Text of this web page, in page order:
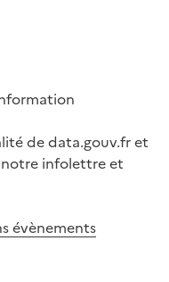
de data.gouv.fr et
notre infolettre et
évènements